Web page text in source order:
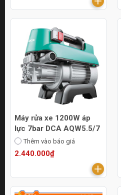
Máy rửa xe 1200W áp
lực 7bar DCA AQW5.5/7
Thêm vào báo giá
2.440.000₫